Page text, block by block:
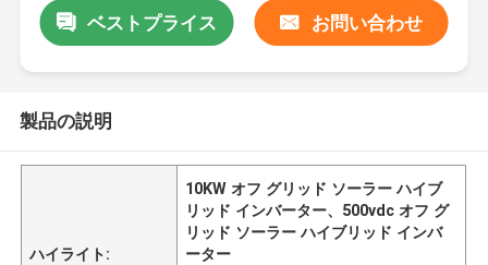
ベストプライス お問い合わせ
製品の説明
ハイライト:
10KW オフ グリッド ソーラー ハイブ
リッド インバーター、500vdc オフ グ
リッド ソーラー ハイブリッド インバ
ーター